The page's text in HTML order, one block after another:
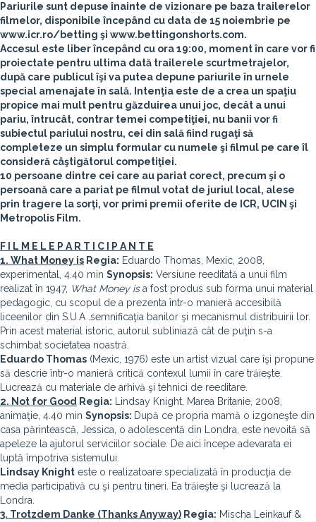
Pariurile sunt depuse înainte de vizionare pe baza trailerelor
filmelor, disponibile începând cu data de 15 noiembrie pe
www.icr.ro/betting şi www.bettingonshorts.com.
Accesul este liber începând cu ora 19:00, moment în care vor fi
proiectate pentru ultima dată trailerele scurtmetrajelor,
după care publicul îşi va putea depune pariurile în urnele
special amenajate în sală. Intenţia este de a crea un spaţiu
propice mai mult pentru găzduirea unui joc, decât a unui
pariu, întrucât, contrar temei competiţiei, nu banii vor fi
subiectul pariului nostru, cei din sală fiind rugaţi să
completeze un simplu formular cu numele şi filmul pe care îl
consideră câştigătorul competiţiei.
10 persoane dintre cei care au pariat corect, precum şi o
persoană care a pariat pe filmul votat de juriul local, alese
prin tragere la sorţi, vor primi premii oferite de ICR, UCIN şi
Metropolis Film.
F I L M E L E P A R T I C I P A N T E
1. What Money is Regia: Eduardo Thomas, Mexic, 2008,
experimental, 4.40 min Synopsis: Versiune reeditată a unui film
realizat în 1947, What Money isa fost produs sub forma unui material
pedagogic, cu scopul de a prezenta într-o manieră accesibilă
liceenilor din S.U.A .semnificaţia banilor şi mecanismul distribuirii lor.
Prin acest material istoric, autorul subliniază cât de puţin s-a
schimbat societatea noastră.
Eduardo Thomas (Mexic, 1976) este un artist vizual care îşi propune
să descrie într-o manieră critică contexul lumii în care trăieşte.
Lucrează cu materiale de arhivă şi tehnici de reeditare.
2. Not for Good Regia: Lindsay Knight, Marea Britanie, 2008,
animaţie, 4.40 min Synopsis: După ce propria mamă o izgoneşte din
casa părintească, Jessica, o adolescentă din Londra, este nevoită să
apeleze la ajutorul serviciilor sociale. De aici începe adevarata ei
luptă împotriva sistemului.
Lindsay Knight este o realizatoare specializată în producţia de
media participativă cu şi pentru tineri. Ea trăieşte şi lucrează la
Londra.
3. Trotzdem Danke (Thanks Anyway) Regia: Mischa Leinkauf &